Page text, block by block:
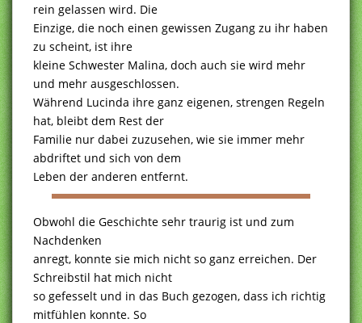
rein gelassen wird. Die
Einzige, die noch einen gewissen Zugang zu ihr haben
zu scheint, ist ihre
kleine Schwester Malina, doch auch sie wird mehr
und mehr ausgeschlossen.
Während Lucinda ihre ganz eigenen, strengen Regeln
hat, bleibt dem Rest der
Familie nur dabei zuzusehen, wie sie immer mehr
abdriftet und sich von dem
Leben der anderen entfernt.
Obwohl die Geschichte sehr traurig ist und zum
Nachdenken
anregt, konnte sie mich nicht so ganz erreichen. Der
Schreibstil hat mich nicht
so gefesselt und in das Buch gezogen, dass ich richtig
mitfühlen konnte. So